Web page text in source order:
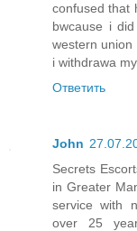
confused that
bwcause i
western union
i withdrawa
Ответить
John
Secrets
in Greater
service with
over 25